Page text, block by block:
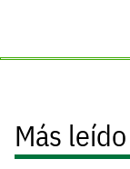
Más